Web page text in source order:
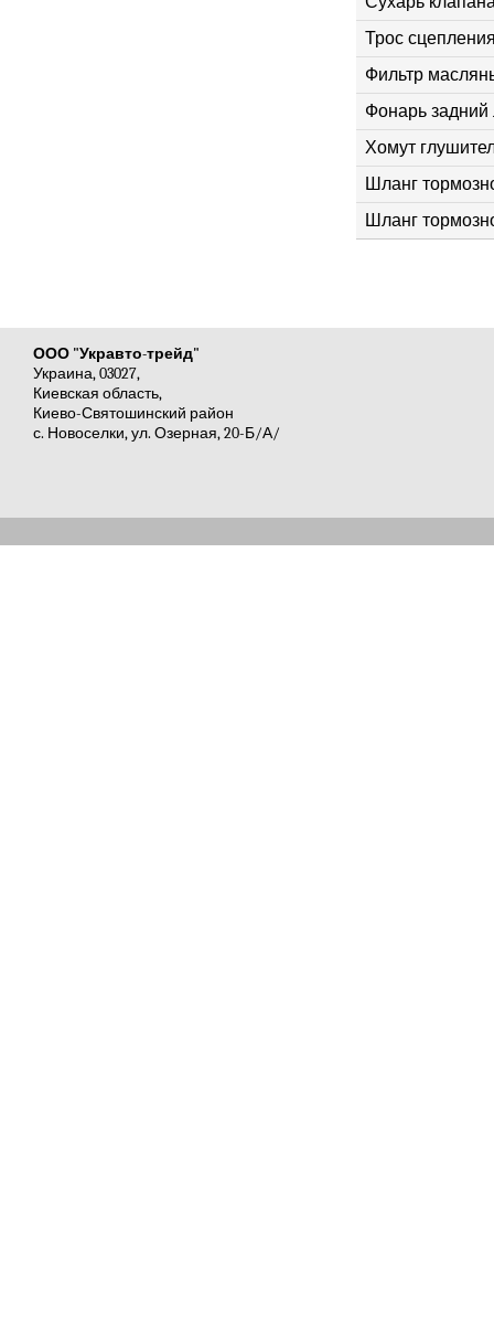
Трос
Фильтр
Фонарь
Хомут
Шланг
Шланг
ООО "Укравто-трейд"
Украина, 03027,
Киевская область,
Киево-Святошинский район
с. Новоселки, ул. Озерная, 20-Б/А/